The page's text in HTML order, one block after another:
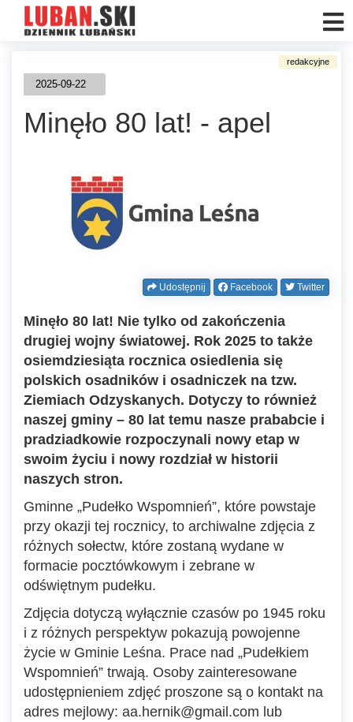
2025-09-22
Minęło 80 lat! - apel
Udostępnij Facebook Twitter
Minęło 80 lat! Nie tylko od zakończenia
drugiej wojny światowej. Rok 2025 to także
osiemdziesiąta rocznica osiedlenia się
polskich osadników i osadniczek na tzw.
Ziemiach Odzyskanych. Dotyczy to również
naszej gminy – 80 lat temu nasze prababcie i
pradziadkowie rozpoczynali nowy etap w
swoim życiu i nowy rozdział w historii
naszych stron.
Gminne „Pudełko Wspomnień”, które powstaje
przy okazji tej rocznicy, to archiwalne zdjęcia z
różnych sołectw, które zostaną wydane w
formacie pocztówkowym i zebrane w
odświętnym pudełku.
Zdjęcia dotyczą wyłącznie czasów po 1945 roku
i z różnych perspektyw pokazują powojenne
życie w Gminie Leśna. Prace nad „Pudełkiem
Wspomnień” trwają. Osoby zainteresowane
udostępnieniem zdjęć proszone są o kontakt na
adres mejlowy: aa.hernik@gmail.com lub